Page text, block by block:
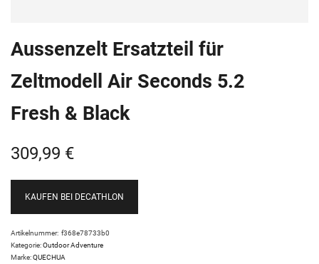
Aussenzelt Ersatzteil für
Zeltmodell Air Seconds 5.2
Fresh & Black
309,99 €
KAUFEN BEI DECATHLON
Artikelnummer: f368e78733b0
Kategorie:Outdoor Adventure
Marke:QUECHUA